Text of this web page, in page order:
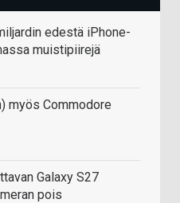
edestä iPhone-
muistipiirejä
myös Commodore
Galaxy S27
pois